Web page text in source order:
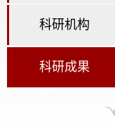
科研机构
科研成果